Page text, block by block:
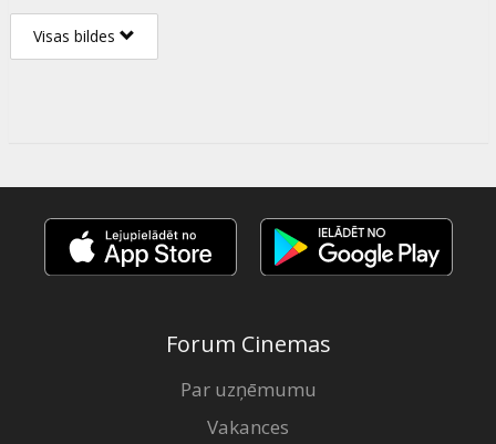
Visas bildes
Forum Cinemas
Par uzņēmumu
Vakances